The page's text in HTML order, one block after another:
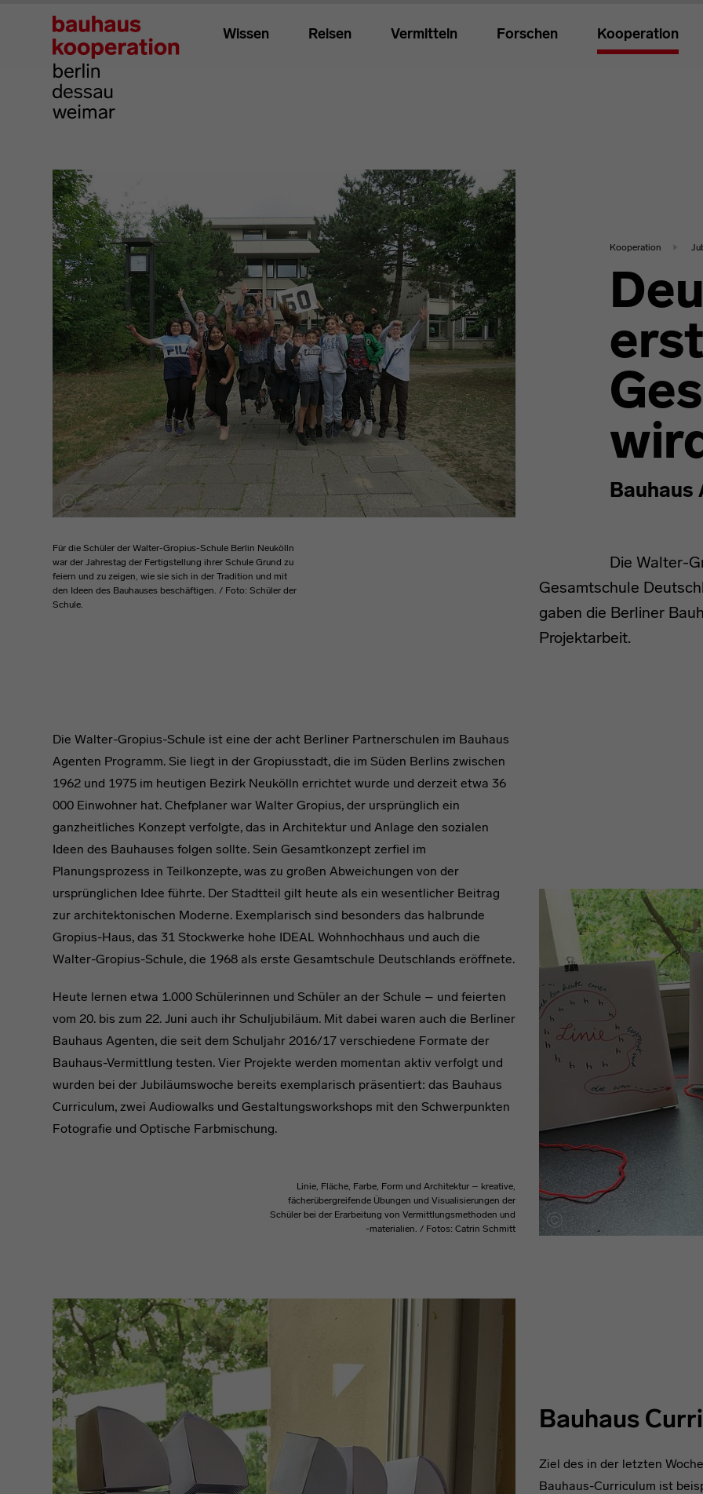
Wissen Reisen Vermitteln Forschen Kooperation
Kooperation
Bauhaus
Die Walter-
Gesamtschule
gaben die Berliner
Projektarbeit.
Für die Schüler der Walter-Gropius-Schule Berlin Neukölln
war der Jahrestag der Fertigstellung ihrer Schule Grund zu
feiern und zu zeigen, wie sie sich in der Tradition und mit
den Ideen des Bauhauses beschäftigen. / Foto: Schüler der
Schule.
Die Walter-Gropius-Schule ist eine der acht Berliner Partnerschulen im Bauhaus
Agenten Programm. Sie liegt in der Gropiusstadt, die im Süden Berlins zwischen
1962 und 1975 im heutigen Bezirk Neukölln errichtet wurde und derzeit etwa 36
000 Einwohner hat. Chefplaner war Walter Gropius, der ursprünglich ein
ganzheitliches Konzept verfolgte, das in Architektur und Anlage den sozialen
Ideen des Bauhauses folgen sollte. Sein Gesamtkonzept zerfiel im
Planungsprozess in Teilkonzepte, was zu großen Abweichungen von der
ursprünglichen Idee führte. Der Stadtteil gilt heute als ein wesentlicher Beitrag
zur architektonischen Moderne. Exemplarisch sind besonders das halbrunde
Gropius-Haus, das 31 Stockwerke hohe IDEAL Wohnhochhaus und auch die
Walter-Gropius-Schule, die 1968 als erste Gesamtschule Deutschlands eröffnete.
Heute lernen etwa 1.000 Schülerinnen und Schüler an der Schule – und feierten
vom 20. bis zum 22. Juni auch ihr Schuljubiläum. Mit dabei waren auch die Berliner
Bauhaus Agenten, die seit dem Schuljahr 2016/17 verschiedene Formate der
Bauhaus-Vermittlung testen. Vier Projekte werden momentan aktiv verfolgt und
wurden bei der Jubiläumswoche bereits exemplarisch präsentiert: das Bauhaus
Curriculum, zwei Audiowalks und Gestaltungsworkshops mit den Schwerpunkten
Fotografie und Optische Farbmischung.
Linie, Fläche, Farbe, Form und Architektur – kreative,
fächerübergreifende Übungen und Visualisierungen der
Schüler bei der Erarbeitung von Vermittlungsmethoden und
-materialien. / Fotos: Catrin Schmitt
Bauhaus
Ziel des in der letzten
Bauhaus-Curriculum ist